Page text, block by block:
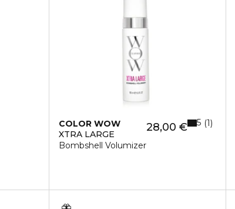
COLOR WOW
XTRA LARGE
Bombshell Volumizer
28,00 € 5 1